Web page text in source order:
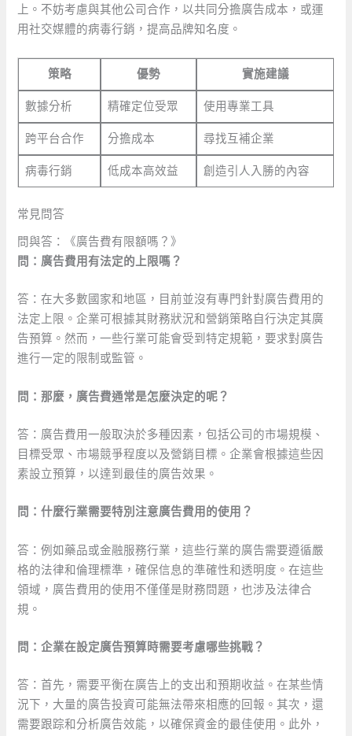
上。不妨考慮與其他公司合作，以共同分擔廣告成本，或運
用社交媒體的病毒行銷，提高品牌知名度。
策略 優勢 實施建議
數據分析 精確定位受眾 使用專業工具
跨平台合作 分擔成本 尋找互補企業
病毒行銷 低成本高效益 創造引人入勝的內容
常見問答
問與答：《廣告費有限額嗎？》
問：廣告費用有法定的上限嗎？
答：在大多數國家和地區，目前並沒有專門針對廣告費用的
法定上限。企業可根據其財務狀況和營銷策略自行決定其廣
告預算。然而，一些行業可能會受到特定規範，要求對廣告
進行一定的限制或監管。
問：那麼，廣告費通常是怎麼決定的呢？
答：廣告費用一般取決於多種因素，包括公司的市場規模、
目標受眾、市場競爭程度以及營銷目標。企業會根據這些因
素設立預算，以達到最佳的廣告效果。
問：什麼行業需要特別注意廣告費用的使用？
答：例如藥品或金融服務行業，這些行業的廣告需要遵循嚴
格的法律和倫理標準，確保信息的準確性和透明度。在這些
領域，廣告費用的使用不僅僅是財務問題，也涉及法律合
規。
問：企業在設定廣告預算時需要考慮哪些挑戰？
答：首先，需要平衡在廣告上的支出和預期收益。在某些情
況下，大量的廣告投資可能無法帶來相應的回報。其次，還
需要跟踪和分析廣告效能，以確保資金的最佳使用。此外，